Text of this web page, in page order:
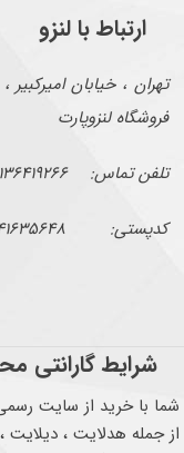
ارتباط با لنزو
فروشگاه لنزوپارت
تلفن تماس: ۰۲۱۳۶۴۱۹۲۶۶
کدپستی: ۱۱۴۱۶۳۵۶۴۸
شرایط گارانتی
شما با خرید از سایت
از جمله هدلایت ، دیلایت